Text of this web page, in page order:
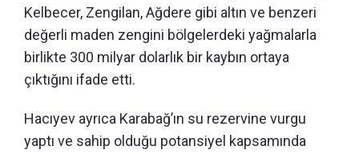
Kelbecer, Zengilan, Ağdere gibi altın ve benzeri
değerli maden zengini bölgelerdeki yağmalarla
birlikte 300 milyar dolarlık bir kaybın ortaya
çıktığını ifade etti.
Hacıyev ayrıca Karabağ’ın su rezervine vurgu
yaptı ve sahip olduğu potansiyel kapsamında